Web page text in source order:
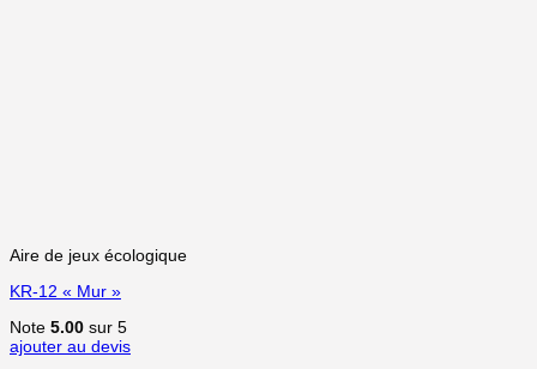
Aire de jeux écologique
KR-12 « Mur »
Note 5.00 sur 5
ajouter au devis